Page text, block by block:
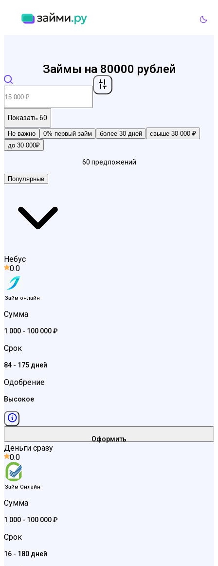
Займы на 80000 рублей
Показать 60
Не важно 0% первый займ более 30 дней
свыше 30 000 ₽
до 30 000₽
60 предложений
Популярные
Небус
0.0
Займ онлайн
Сумма
1 000 - 100 000 ₽
Срок
84 - 175 дней
Одобрение
Высокое
Оформить
Деньги сразу
0.0
Займ Онлайн
Сумма
1 000 - 100 000 ₽
Срок
16 - 180 дней